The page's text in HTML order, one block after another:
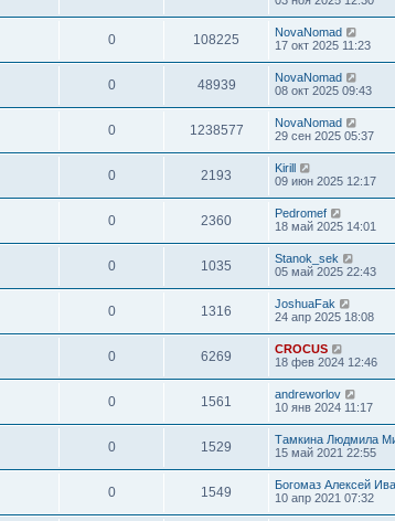
0 108225
NovaNomad
17 окт 2025 11:23
0 48939
NovaNomad
08 окт 2025 09:43
0 1238577
NovaNomad
29 сен 2025 05:37
0 2193
Kirill
09 июн 2025 12:17
0 2360
Pedromef
18 май 2025 14:01
0 1035
Stanok_sek
05 май 2025 22:43
0 1316
JoshuaFak
24 апр 2025 18:08
0 6269
CROCUS
18 фев 2024 12:46
0 1561
andreworlov
10 янв 2024 11:17
0 1529
Тамкина Людмила
15 май 2021 22:55
0 1549
Богомаз Алексей
10 апр 2021 07:32